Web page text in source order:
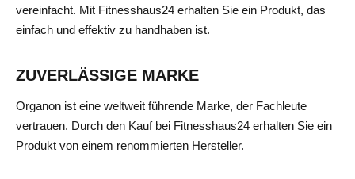
vereinfacht. Mit Fitnesshaus24 erhalten Sie ein Produkt, das
einfach und effektiv zu handhaben ist.
ZUVERLÄSSIGE MARKE
Organon ist eine weltweit führende Marke, der Fachleute
vertrauen. Durch den Kauf bei Fitnesshaus24 erhalten Sie ein
Produkt von einem renommierten Hersteller.